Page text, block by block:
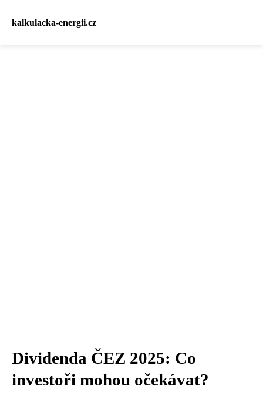
kalkulacka-energii.cz
Dividenda ČEZ 2025: Co
investoři mohou očekávat?